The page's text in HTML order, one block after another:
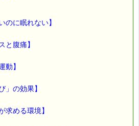
誤用が
のに眠れない】
と腹痛】
動】
」の効果】
求める環境】